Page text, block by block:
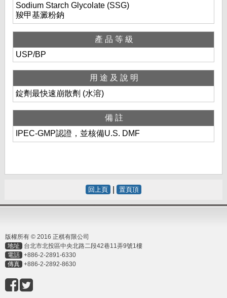
Sodium Starch Glycolate (SSG)
羧甲基澱粉鈉
產品等級
USP/BP
用途及說明
錠劑最快速崩散劑 (水溶)
備註
IPEC-GMP認證，並核備U.S. DMF
回上頁 置頁頂
版權所有 © 2016 正棋有限公司
地址
台北市北投區中央北路二段42巷11弄9號1樓
電話 +886-2-2891-6330
傳真 +886-2-2892-8630